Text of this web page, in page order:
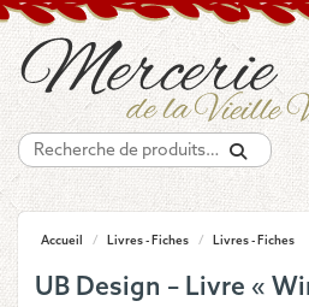
Accueil / Livres - Fiches / Livres - Fiches
UB Design – Livre «